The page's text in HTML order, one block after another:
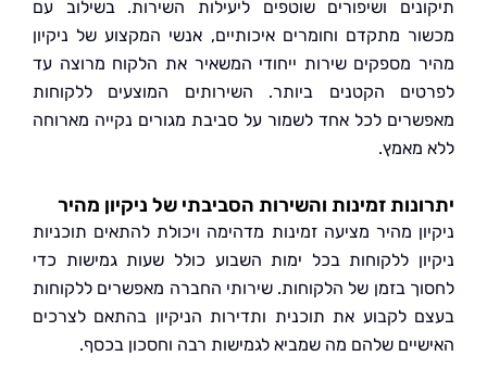
ושיפורים שוטפים ליעילות השירות. בשילוב עם
מתקדם וחומרים איכותיים, אנשי המקצוע של ניקיון
מספקים שירות ייחודי המשאיר את הלקוח מרוצה עד
הקטנים ביותר. השירותים המוצעים ללקוחות
לכל אחד לשמור על סביבת מגורים נקייה מארוחה
זמינות והשירות הסביבתי של ניקיון מהיר
מהיר מציעה זמינות מדהימה ויכולת להתאים תוכניות
ללקוחות בכל ימות השבוע כולל שעות גמישות כדי
בזמן של הלקוחות. שירותי החברה מאפשרים ללקוחות
לקבוע את תוכנית ותדירות הניקיון בהתאם לצרכים
שלהם מה שמביא לגמישות רבה וחסכון בכסף.